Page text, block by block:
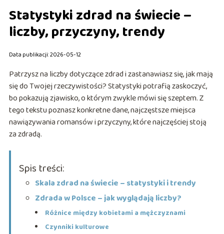
Statystyki zdrad na świecie –
liczby, przyczyny, trendy
Data publikacji: 2026-05-12
Patrzysz na liczby dotyczące zdrad i zastanawiasz się, jak mają
się do Twojej rzeczywistości? Statystyki potrafią zaskoczyć,
bo pokazują zjawisko, o którym zwykle mówi się szeptem. Z
tego tekstu poznasz konkretne dane, najczęstsze miejsca
nawiązywania romansów i przyczyny, które najczęściej stoją
za zdradą.
Spis treści:
Skala zdrad na świecie – statystyki i trendy
Zdrada w Polsce – jak wyglądają liczby?
Różnice między kobietami a mężczyznami
Czynniki kulturowe